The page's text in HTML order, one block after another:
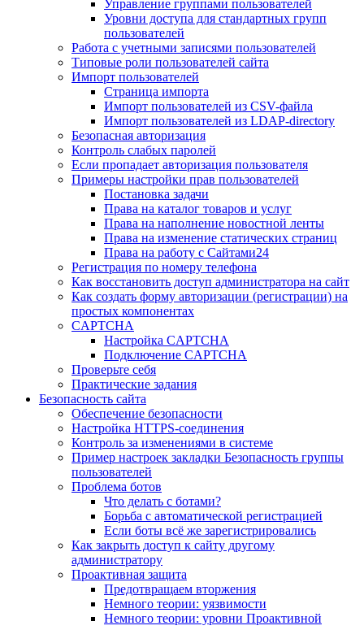
Управление группами пользователей
Уровни доступа для стандартных групп
пользователей
Работа с учетными записями пользователей
Типовые роли пользователей сайта
Импорт пользователей
Страница импорта
Импорт пользователей из CSV-файла
Импорт пользователей из LDAP-directory
Безопасная авторизация
Контроль слабых паролей
Если пропадает авторизация пользователя
Примеры настройки прав пользователей
Постановка задачи
Права на каталог товаров и услуг
Права на наполнение новостной ленты
Права на изменение статических страниц
Права на работу с Сайтами24
Регистрация по номеру телефона
Как восстановить доступ администратора на сайт
Как создать форму авторизации (регистрации) на
простых компонентах
CAPTCHA
Настройка CAPTCHA
Подключение CAPTCHA
Проверьте себя
Практические задания
Безопасность сайта
Обеспечение безопасности
Настройка HTTPS-соединения
Контроль за изменениями в системе
Пример настроек закладки Безопасность группы
пользователей
Проблема ботов
Что делать с ботами?
Борьба с автоматической регистрацией
Если боты всё же зарегистрировались
Как закрыть доступ к сайту другому
администратору
Проактивная защита
Предотвращаем вторжения
Немного теории: уязвимости
Немного теории: уровни Проактивной